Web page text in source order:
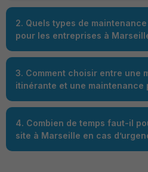
2. Quels types de
pour les entreprises à
3. Comment choisir entre une
itinérante et une maintenance
4. Combien de temps faut-il
site à Marseille en cas